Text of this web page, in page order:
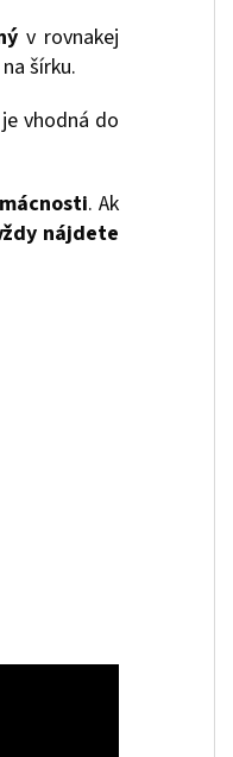
v rovnakej
šírku.
je vhodná do
. Ak
nájdete